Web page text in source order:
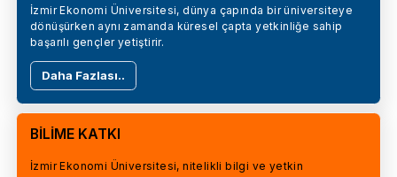
İzmir Ekonomi Üniversitesi, dünya çapında bir üniversiteye
dönüşürken aynı zamanda küresel çapta yetkinliğe sahip
başarılı gençler yetiştirir.
Daha Fazlası..
BİLİME KATKI
İzmir Ekonomi Üniversitesi, nitelikli bilgi ve yetkin